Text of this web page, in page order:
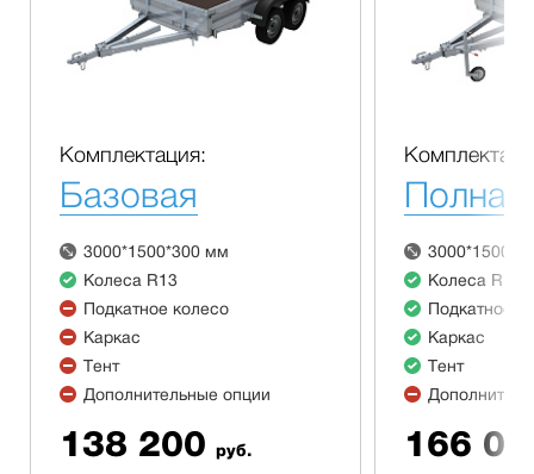
Комплектация:
Базовая
3000*1500*300 мм
Колеса R13
Подкатное колесо
Каркас
Тент
Дополнительные опции
138 200 руб.
Полная
Колеса R13
Подкатное
Каркас
Тент
166